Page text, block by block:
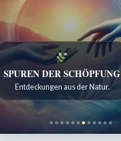
SPUREN DER SCHÖPFUNG
Entdeckungen aus der Natur.